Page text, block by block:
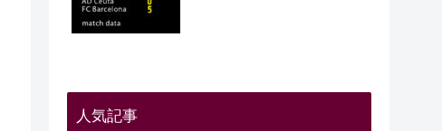
人気記事